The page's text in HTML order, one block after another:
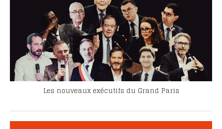
Les nouveaux exécutifs du Grand Paris